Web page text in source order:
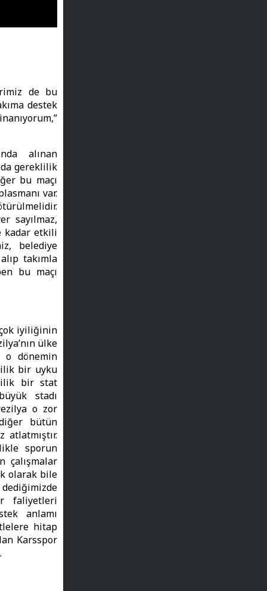
de bu
destek
alınan
gereklilik
bu maçı
var.
sayılmaz,
kadar etkili
belediye
takımla
bu maçı
iyiliğinin
ülke
o dönemin
bir uyku
bir stat
stadı
o zor
bütün
sporun
çalışmalar
olarak bile
faliyetleri
anlamı
hitap
Karsspor